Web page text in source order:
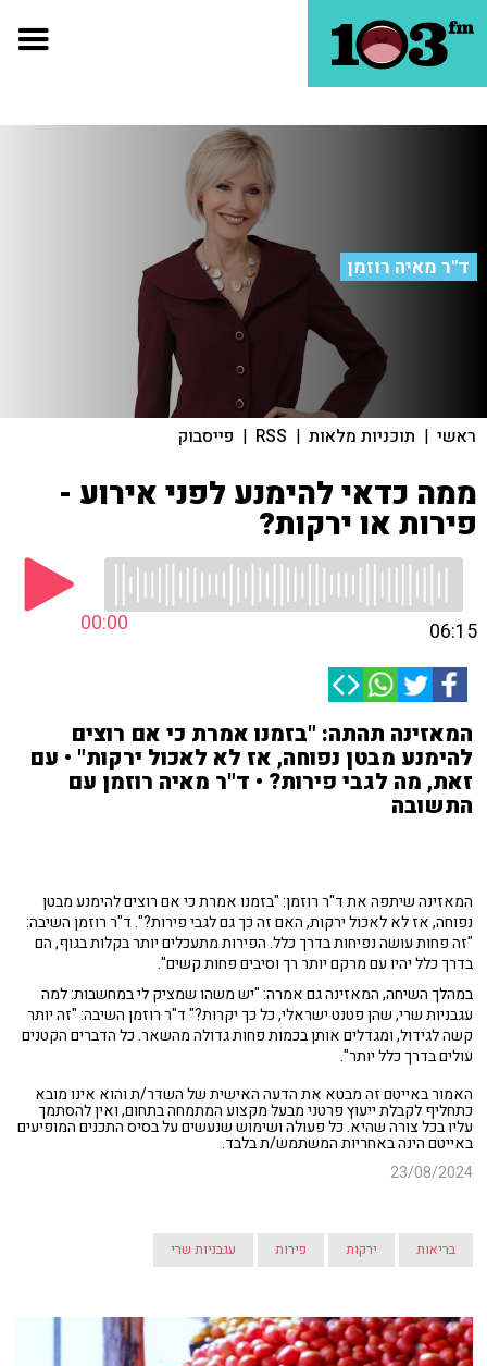
ד"ר מאיה רוזמן
ראשי | תוכניות מלאות |
RSS
| פייסבוק
ממה כדאי להימנע לפני אירוע -
פירות או ירקות?
00:00 06:15
המאזינה תהתה: "בזמנו אמרת כי אם רוצים
להימנע מבטן נפוחה, אז לא לאכול ירקות" • עם
זאת, מה לגבי פירות? • ד"ר מאיה רוזמן עם
התשובה
המאזינה שיתפה את ד"ר רוזמן: "בזמנו אמרת כי אם רוצים להימנע מבטן
נפוחה, אז לא לאכול ירקות, האם זה כך גם לגבי פירות?". ד"ר רוזמן השיבה:
"זה פחות עושה נפיחות בדרך כלל. הפירות מתעכלים יותר בקלות בגוף, הם
בדרך כלל יהיו עם מרקם יותר רך וסיבים פחות קשים".
במהלך השיחה, המאזינה גם אמרה: "יש משהו שמציק לי במחשבות: למה
עגבניות שרי, שהן פטנט ישראלי, כל כך יקרות?" ד"ר רוזמן השיבה: "זה יותר
קשה לגידול, ומגדלים אותן בכמות פחות גדולה מהשאר. כל הדברים הקטנים
עולים בדרך כלל יותר".
האמור באייטם זה מבטא את הדעה האישית של השדר/ת והוא אינו מובא
כתחליף לקבלת ייעוץ פרטני מבעל מקצוע המתמחה בתחום, ואין להסתמך
עליו בכל צורה שהיא. כל פעולה ושימוש שנעשים על בסיס התכנים המופיעים
באייטם הינה באחריות המשתמש/ת בלבד.
23/08/2024
בריאות ירקות פירות עגבניות שרי